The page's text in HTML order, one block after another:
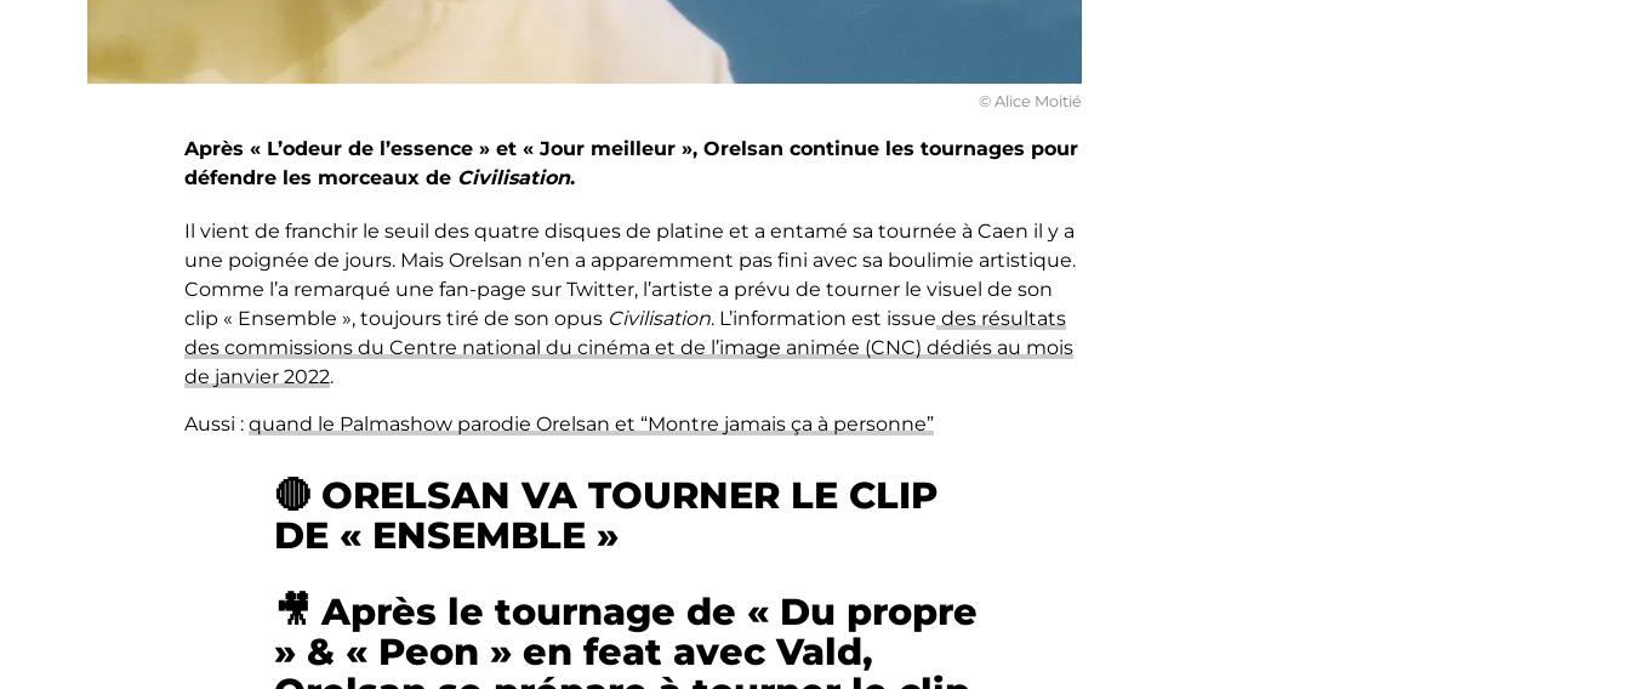
© Alice Moitié
Après « L’odeur de l’essence » et « Jour meilleur », Orelsan continue les tournages pour
défendre les morceaux de Civilisation.
Il vient de franchir le seuil des quatre disques de platine et a entamé sa tournée à Caen il y a
une poignée de jours. Mais Orelsan n’en a apparemment pas fini avec sa boulimie artistique.
Comme l’a remarqué une fan-page sur Twitter, l’artiste a prévu de tourner le visuel de son
clip « Ensemble », toujours tiré de son opus Civilisation. L’information est issue des résultats
des commissions du Centre national du cinéma et de l’image animée (CNC) dédiés au mois
de janvier 2022.
Aussi : quand le Palmashow parodie Orelsan et “Montre jamais ça à personne”
🔴 ORELSAN VA TOURNER LE CLIP
DE « ENSEMBLE »
🎥 Après le tournage de « Du propre
» & « Peon » en feat avec Vald,